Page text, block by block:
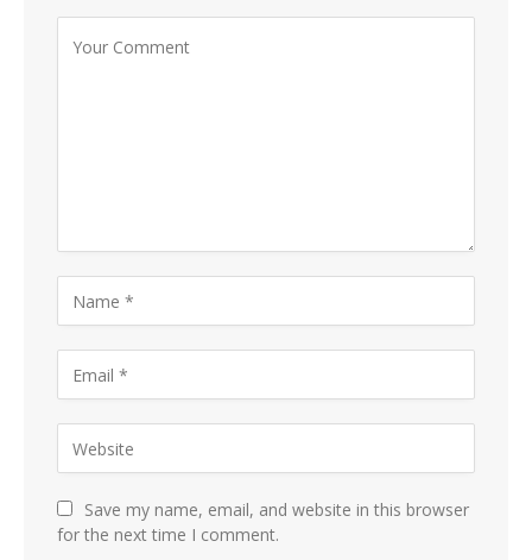
Save my name, email, and website in this browser
for the next time I comment.